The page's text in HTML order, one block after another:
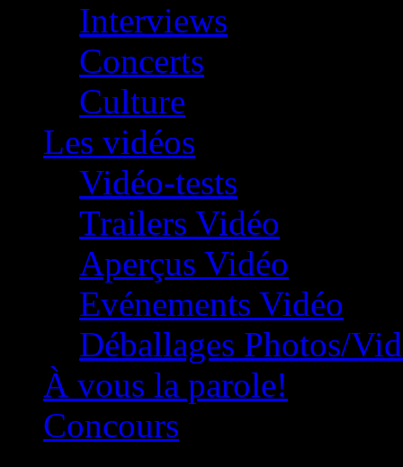
Interviews
Concerts
Culture
Les vidéos
Vidéo-tests
Trailers Vidéo
Aperçus Vidéo
Evénements Vidéo
Déballages Photos/
À vous la parole!
Concours